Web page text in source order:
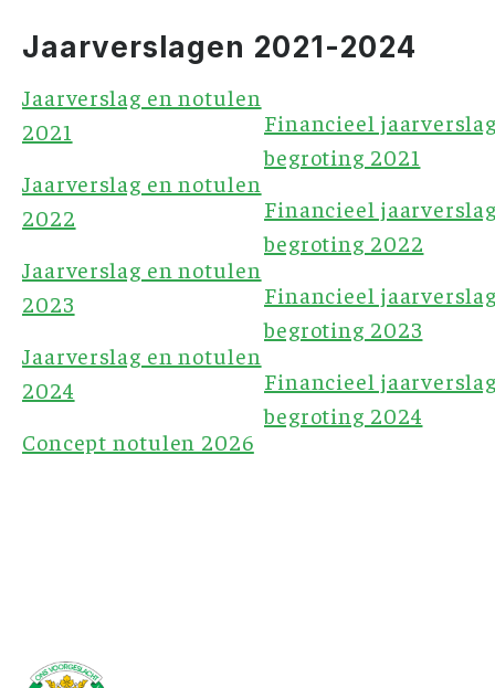
Jaarverslagen 2021-2024
Jaarverslag en notulen
2021
Jaarverslag en notulen
2022
Jaarverslag en notulen
2023
Jaarverslag en notulen
2024
Concept notulen 2026
Financieel
begroting 2021
Financieel
begroting 2022
Financieel
begroting 2023
Financieel
begroting 2024